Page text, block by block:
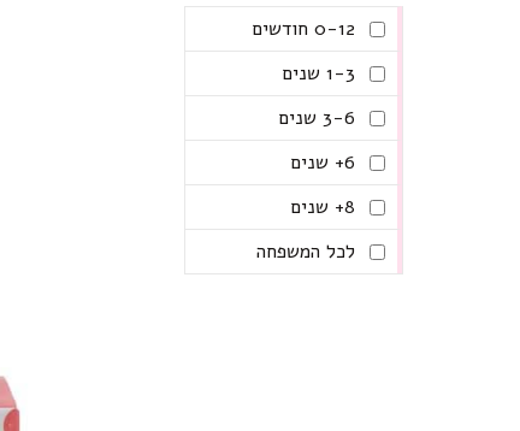
0-12 חודשים
1-3 שנים
3-6 שנים
6+ שנים
8+ שנים
לכל המשפחה